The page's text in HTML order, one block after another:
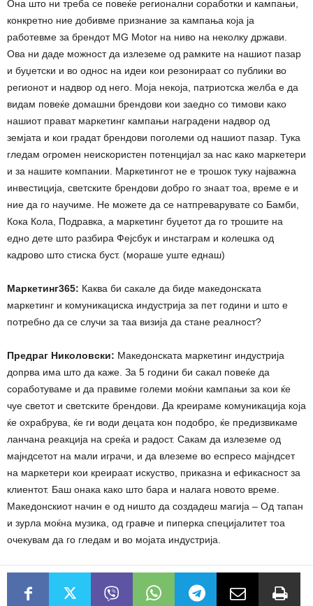
Она што ни треба се повеќе регионални соработки и кампањи,
конкретно ние добивме признание за кампања која ја
работевме за брендот MG Motor на ниво на неколку држави.
Ова ни даде можност да излеземе од рамките на нашиот пазар
и буџетски и во однос на идеи кои резонираат со публики во
регионот и надвор од него. Моја некоја, патриотска желба е да
видам повеќе домашни брендови кои заедно со тимови како
нашиот прават маркетинг кампањи наградени надвор од
земјата и кои градат брендови поголеми од нашиот пазар. Тука
гледам огромен неискористен потенцијал за нас како маркетери
и за нашите компании. Маркетингот не е трошок туку најважна
инвестиција, светските брендови добро го знаат тоа, време е и
ние да го научиме. Не можете да се натпреварувате со Бамби,
Кока Кола, Подравка, а маркетинг буџетот да го трошите на
едно дете што разбира Фејсбук и инстаграм и колешка од
кадрово што стиска буст. (мораше уште еднаш)
Маркетинг365: Каква би сакале да биде македонската
маркетинг и комуникациска индустрија за пет години и што е
потребно да се случи за таа визија да стане реалност?
Предраг Николовски: Македонската маркетинг индустрија
допрва има што да каже. За 5 години би сакал повеќе да
соработуваме и да правиме големи моќни кампањи за кои ќе
чуе светот и светските брендови. Да креираме комуникација која
ќе охрабрува, ќе ги води децата кон подобро, ќе предизвикаме
ланчана реакција на среќа и радост. Сакам да излеземе од
мајндсетот на мали играчи, и да влеземе во еспресо мајндсет
на маркетери кои креираат искуство, приказна и ефикасност за
клиентот. Баш онака како што бара и налага новото време.
Македонскиот начин е од ништо да создадеш магија – Од тапан
и зурла моќна музика, од гравче и пиперка специјалитет тоа
очекувам да го гледам и во мојата индустрија.